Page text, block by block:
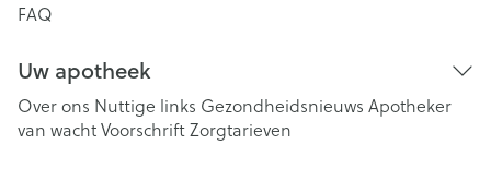
FAQ
Uw apotheek
Over ons Nuttige links Gezondheidsnieuws Apotheker
van wachtVoorschriftZorgtarieven